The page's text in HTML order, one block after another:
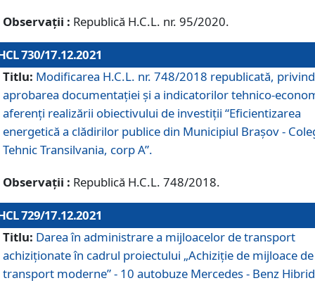
Observații : Republică H.C.L. nr. 95/2020.
730/17.12.2021
Titlu: Modificarea H.C.L. nr. 748/2018 republicată, privind
aprobarea documentației și a indicatorilor tehnico-
aferenți realizării obiectivului de investiții “Eficientizarea
energetică a clădirilor publice din Municipiul Brașov -
Tehnic Transilvania, corp A”.
Observații : Republică H.C.L. 748/2018.
729/17.12.2021
Titlu: Darea în administrare a mijloacelor de transport
achiziționate în cadrul proiectului „Achiziţie de mijloace de
transport moderne” - 10 autobuze Mercedes - Benz Hibrid